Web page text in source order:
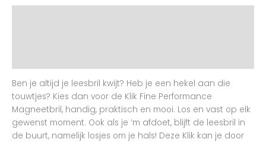
Ben je altijd je leesbril kwijt? Heb je een hekel aan die
touwtjes? Kies dan voor de Klik Fine Performance
Magneetbril, handig, praktisch en mooi. Los en vast op elk
gewenst moment. Ook als je ‘m afdoet, blijft de leesbril in
de buurt, namelijk losjes om je hals! Deze Klik kan je door